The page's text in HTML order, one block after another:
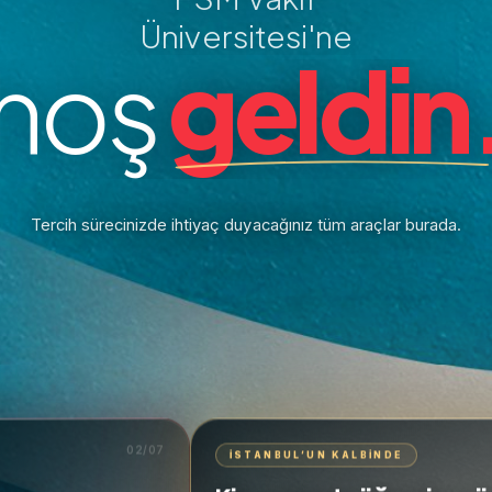
Üniversitesi'ne
Tercih sürecinizde ihtiyaç duyacağınız tüm araçlar burada.
02/07 İSTANBUL’UN KALBINDE